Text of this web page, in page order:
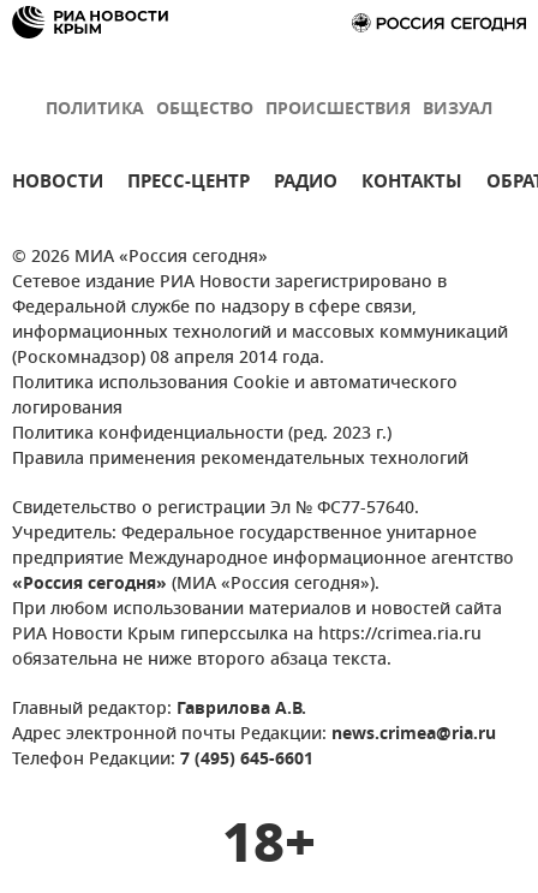
ПОЛИТИКА ОБЩЕСТВО ПРОИСШЕСТВИЯ ВИЗУАЛ
НОВОСТИ ПРЕСС-ЦЕНТР РАДИО КОНТАКТЫ
© 2026 МИА «Россия сегодня»
Сетевое издание РИА Новости зарегистрировано в
Федеральной службе по надзору в сфере связи,
информационных технологий и массовых коммуникаций
(Роскомнадзор) 08 апреля 2014 года.
Политика использования Cookie и автоматического
логирования
Политика конфиденциальности (ред. 2023 г.)
Правила применения рекомендательных технологий
Свидетельство о регистрации Эл № ФС77-57640.
Учредитель: Федеральное государственное унитарное
предприятие Международное информационное агентство
«Россия сегодня» (МИА «Россия сегодня»).
При любом использовании материалов и новостей сайта
РИА Новости Крым гиперссылка на https://crimea.ria.ru
обязательна не ниже второго абзаца текста.
Главный редактор: Гаврилова А.В.
Адрес электронной почты Редакции: news.crimea@ria.ru
Телефон Редакции: 7 (495) 645-6601
18+